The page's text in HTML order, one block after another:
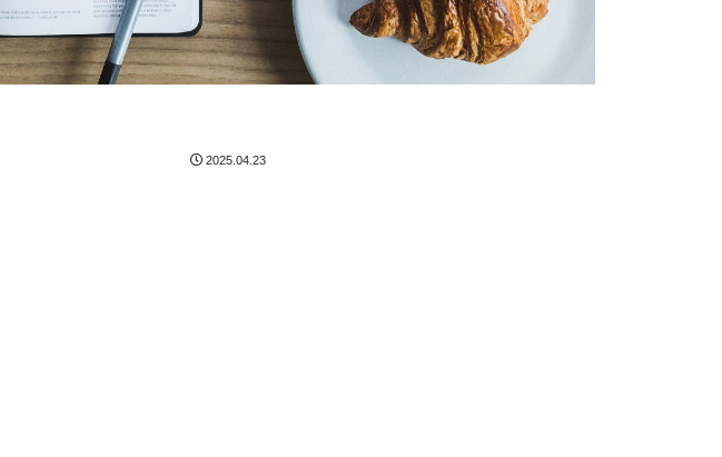
2025.04.23